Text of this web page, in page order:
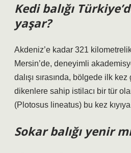
Kedi balığı
yaşar?
Akdeniz’e kadar 321
Mersin’de, deneyimli
dalışı sırasında, bölgede ilk
dikenlere sahip istilacı bir tür
(Plotosus lineatus) bu kez
Sokar balığı yenir